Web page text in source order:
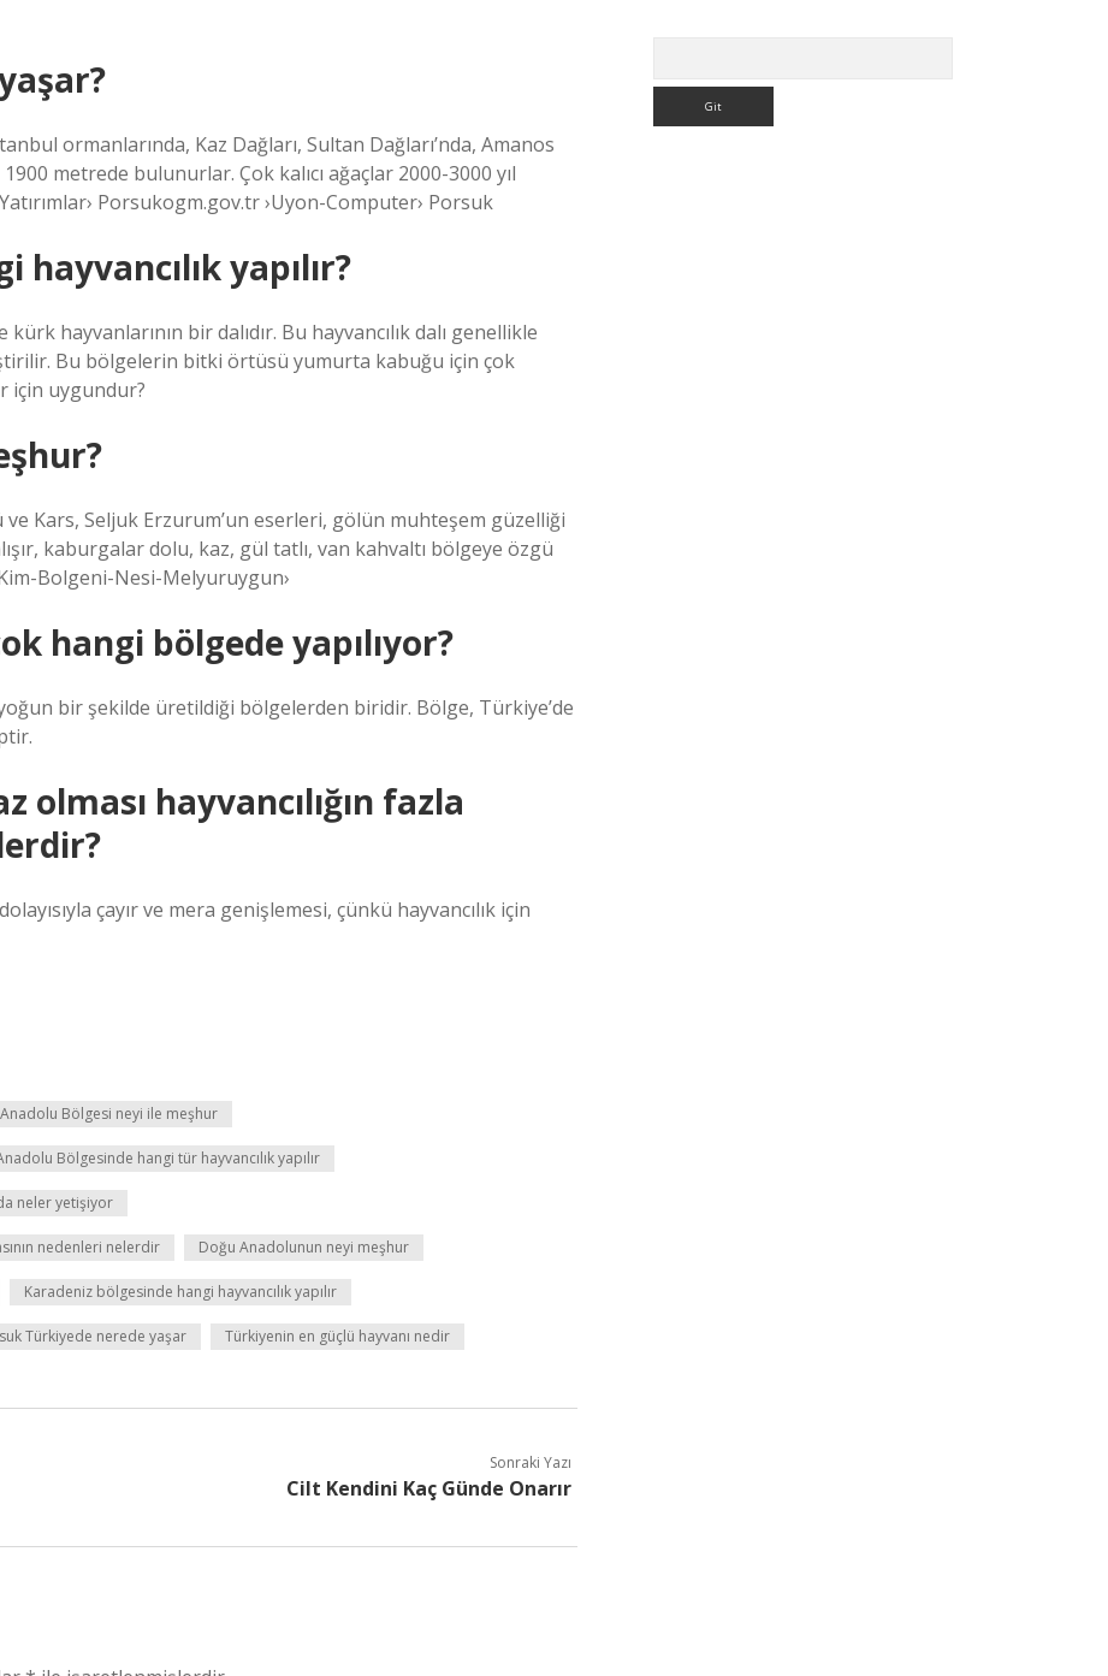
ormanlarında, Kaz Dağları, Sultan Dağları’nda, Amanos
metrede bulunurlar. Çok kalıcı ağaçlar 2000-3000 yıl
Porsukogm.gov.tr ​​›Uyon-Computer› Porsuk
yapılır?
hayvanlarının bir dalıdır. Bu hayvancılık dalı genellikle
Bu bölgelerin bitki örtüsü yumurta kabuğu için çok
için uygundur?
Kars, Seljuk Erzurum’un eserleri, gölün muhteşem güzelliği
kaburgalar dolu, kaz, gül tatlı, van kahvaltı bölgeye özgü
Bolgeni-Nesi-Melyuruygun›
hangi bölgede yapılıyor?
bir şekilde üretildiği bölgelerden biridir. Bölge, Türkiye’de
olması hayvancılığın fazla
çayır ve mera genişlemesi, çünkü hayvancılık için
Bölgesi neyi ile meşhur
Bölgesinde hangi tür hayvancılık yapılır
neler yetişiyor
nedenleri nelerdir Doğu Anadolunun neyi meşhur
Karadeniz bölgesinde hangi hayvancılık yapılır
Türkiyede nerede yaşar Türkiyenin en güçlü hayvanı nedir
Sonraki Yazı
Cilt Kendini Kaç Günde Onarır